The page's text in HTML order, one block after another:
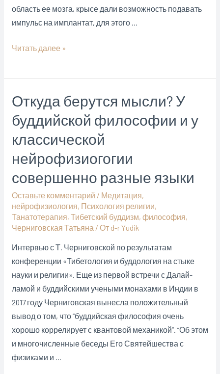
область ее мозга, крысе дали возможность подавать
импульс на имплантат, для этого …
Нейропсихология
интеллекта
в
формировании
и
переживании
сегодня
и
в
будущем
Читать далее »
Откуда берутся мысли? У
буддийской философии и у
классической
нейрофизиогогии
совершенно разные языки
Оставьте комментарий / Медитация,
нейрофизиология, Психология религии,
Танатотерапия, Тибетский буддизм, философия,
Черниговская Татьяна / От d-r Yudik
Интервью с Т. Черниговской по результатам
конференции «Тибетология и буддология на стыке
науки и религии». Еще из первой встречи с Далай-
ламой и буддийскими учеными монахами в Индии в
2017 году Черниговская вынесла положительный
вывод о том, что “буддийская философия очень
хорошо коррелирует с квантовой механикой”. “Об этом
и многочисленные беседы Его Святейшества с
физиками и …